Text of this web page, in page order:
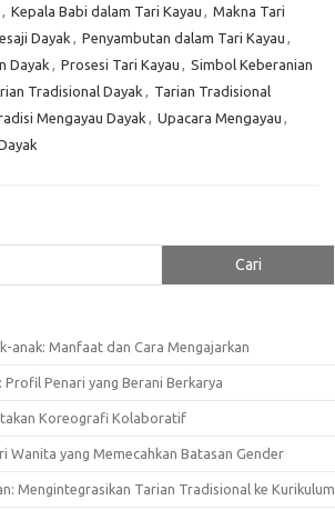
, Kepala Babi dalam Tari Kayau , Makna Tari
Dayak , Penyambutan dalam Tari Kayau ,
Dayak , Prosesi Tari Kayau , Simbol Keberanian
Tradisional Dayak , Tarian Tradisional
Mengayau Dayak , Upacara Mengayau ,
Cari
anak: Manfaat dan Cara Mengajarkan
Profil Penari yang Berani Berkarya
Koreografi Kolaboratif
Wanita yang Memecahkan Batasan Gender
Mengintegrasikan Tarian Tradisional ke Kurikulum